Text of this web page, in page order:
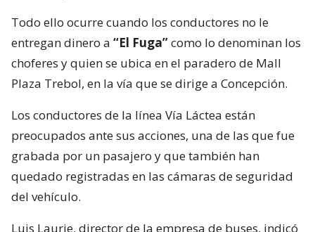
Todo ello ocurre cuando los conductores no le
entregan dinero a “El Fuga”como lo denominan los
choferes y quien se ubica en el paradero de Mall
Plaza Trebol, en la vía que se dirige a Concepción.
Los conductores de la línea Vía Láctea están
preocupados ante sus acciones, una de las que fue
grabada por un pasajero y que también han
quedado registradas en las cámaras de seguridad
del vehículo.
Luis Laurie, director de la empresa de buses, indicó